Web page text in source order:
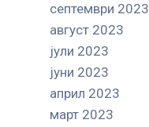
септември 2023
август 2023
јули 2023
јуни 2023
април 2023
март 2023